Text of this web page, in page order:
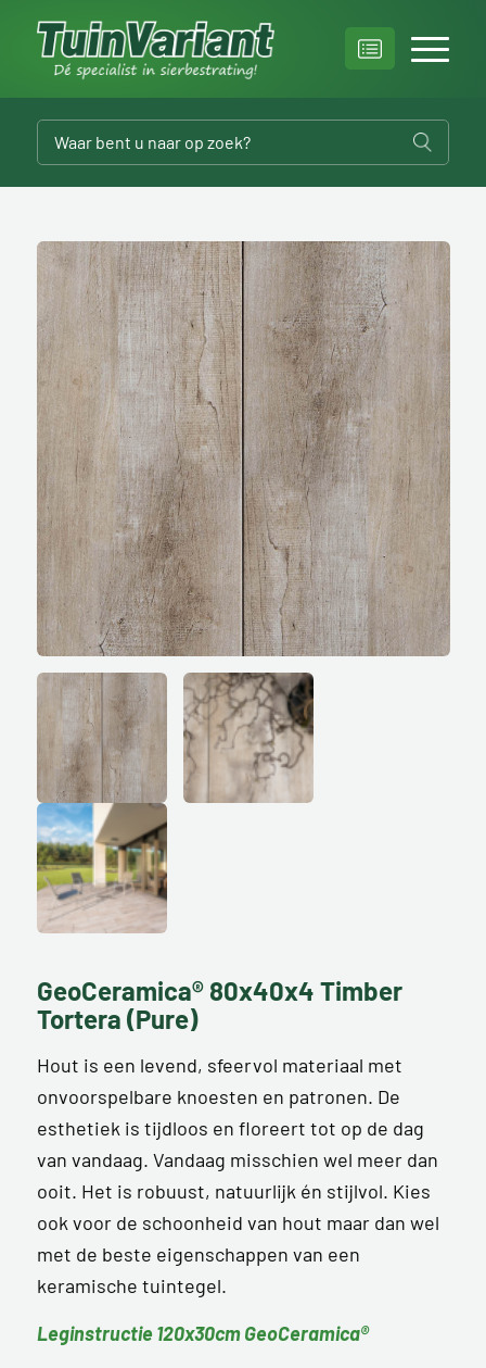
GeoCeramica® 80x40x4 Timber
Tortera (Pure)
Hout is een levend, sfeervol materiaal met
onvoorspelbare knoesten en patronen. De
esthetiek is tijdloos en floreert tot op de dag
van vandaag. Vandaag misschien wel meer dan
ooit. Het is robuust, natuurlijk én stijlvol. Kies
ook voor de schoonheid van hout maar dan wel
met de beste eigenschappen van een
keramische tuintegel.
Leginstructie 120x30cm GeoCeramica®